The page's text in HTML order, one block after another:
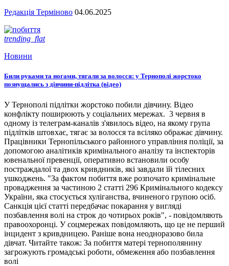
Редакція Терміново 04.06.2025
trending_flat
Новини
Били руками та ногами, тягали за волосся: у Тернополі жорстоко
познущались з дівчини-підлітка (відео)
У Тернополі підлітки жорстоко побили дівчину. Відео
конфлікту поширюють у соціальних мережах. 3 червня в
одному із телеграм-каналів з'явилось відео, на якому група
підлітків штовхає, тягає за волосся та всіляко ображає дівчину.
Працівники Тернопільського районного управління поліції, за
допомогою аналітиків кримінального аналізу та інспекторів
ювенальної превенції, оперативно встановили особу
постраждалої та двох кривдників, які завдали їй тілесних
ушкоджень. "За фактом побиття вже розпочато кримінальне
провадження за частиною 2 статті 296 Кримінального кодексу
України, яка стосується хуліганства, вчиненого групою осіб.
Санкція цієї статті передбачає покарання у вигляді
позбавлення волі на строк до чотирьох років", - повідомляють
правоохоронці. У соцмережах повідомляють, що це не перший
інцидент з кривдницею. Раніше вона неодноразово била
дівчат. Читайте також: За побиття матері тернополянину
загрожують громадські роботи, обмеження або позбавлення
волі